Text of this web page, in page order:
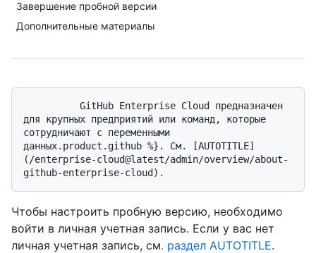
Завершение пробной версии
Дополнительные материалы
для крупных предприятий или команд, которые
сотрудничают с переменными
данных.product.github %}. См. [AUTOTITLE]
(/enterprise-cloud@latest/admin/overview/about-
Чтобы настроить пробную версию, необходимо
войти в личная учетная запись. Если у вас нет
личная учетная запись, см. раздел AUTOTITLE.